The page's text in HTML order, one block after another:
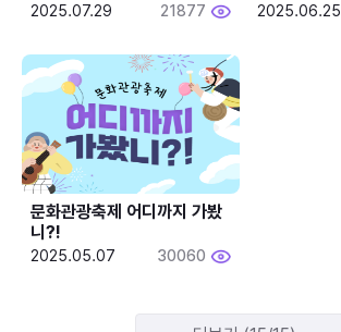
2025.07.29 21877 2025.06.25
문화관광축제 어디까지 가봤
니?!
2025.05.07 30060